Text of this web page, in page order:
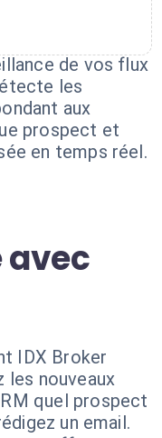
de vos flux
les
aux
prospect et
en temps réel.
avec
IDX Broker
les nouveaux
quel prospect
un email.